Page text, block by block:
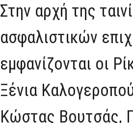
Στην αρχή της
ασφαλιστικών
εμφανίζονται οι
Ξένια
Κώστας Βουτσάς,